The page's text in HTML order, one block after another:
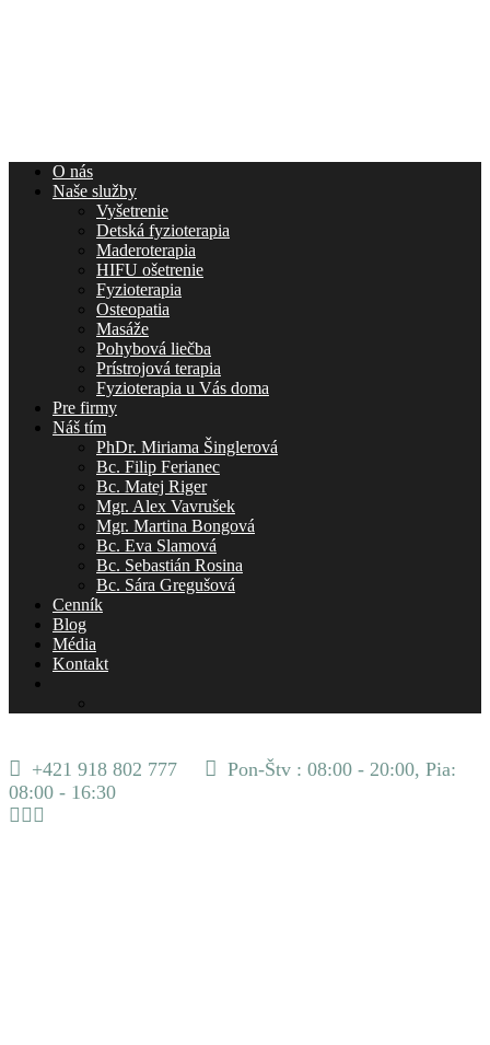
O nás
Naše služby
Vyšetrenie
Detská fyzioterapia
Maderoterapia
HIFU ošetrenie
Fyzioterapia
Osteopatia
Masáže
Pohybová liečba
Prístrojová terapia
Fyzioterapia u Vás doma
Pre firmy
Náš tím
PhDr. Miriama Šinglerová
Bc. Filip Ferianec
Bc. Matej Riger
Mgr. Alex Vavrušek
Mgr. Martina Bongová
Bc. Eva Slamová
Bc. Sebastián Rosina
Bc. Sára Gregušová
Cenník
Blog
Média
Kontakt
+421 918 802 777
Pon-Štv : 08:00 - 20:00, Pia:
08:00 - 16:30